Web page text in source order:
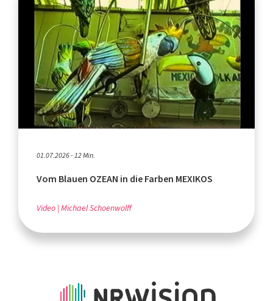
01.07.2026 - 12 Min.
Vom Blauen OZEAN in die Farben MEXIKOS
Video Michael Schoenwolff